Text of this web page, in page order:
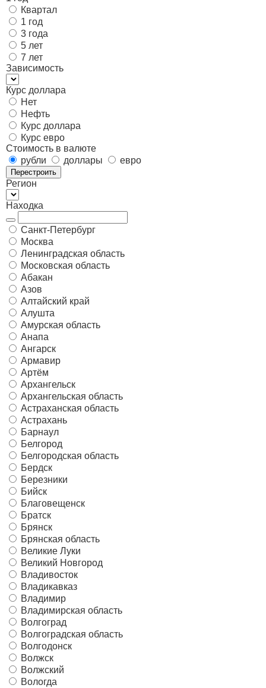
Квартал
1 год
3 года
5 лет
7 лет
Зависимость
Курс доллара
Нет
Нефть
Курс доллара
Курс евро
Стоимость в валюте
рубли
доллары евро
Перестроить
Регион
Находка
Санкт-Петербург
Москва
Ленинградская область
Московская область
Абакан
Азов
Алтайский край
Алушта
Амурская область
Анапа
Ангарск
Армавир
Артём
Архангельск
Архангельская область
Астраханская область
Астрахань
Барнаул
Белгород
Белгородская область
Бердск
Березники
Бийск
Благовещенск
Братск
Брянск
Брянская область
Великие Луки
Великий Новгород
Владивосток
Владикавказ
Владимир
Владимирская область
Волгоград
Волгоградская область
Волгодонск
Волжск
Волжский
Вологда